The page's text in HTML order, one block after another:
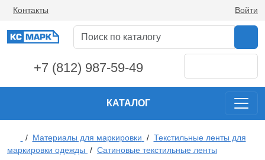
Контакты Войти
+7 (812) 987-59-49
КАТАЛОГ
/ Материалы для маркировки / Текстильные ленты для
маркировки одежды / Сатиновые текстильные ленты